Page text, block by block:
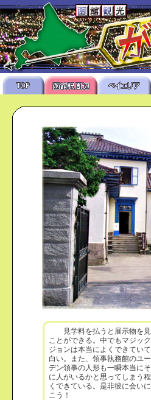
見学料を払うと展示物を見
ことができる。中でもマジッ
ジョンは本当によくできてい
白い。また、領事執務館のユ
デン領事の人形も一瞬本当に
に人がいるかと思ってしまう
くできている。是非彼に会い
こう！